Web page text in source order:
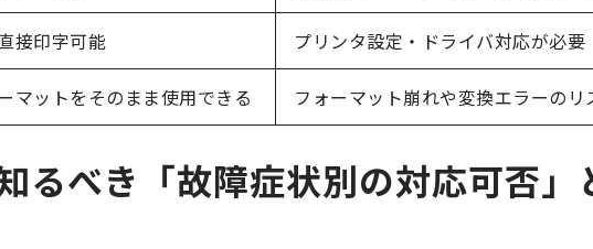
接印字可能 プリンタ設定・ドライバ対応が必要
マットをそのまま使用できる フォーマット崩れや変換エラーのリ
るべき「故障症状別の対応可否」